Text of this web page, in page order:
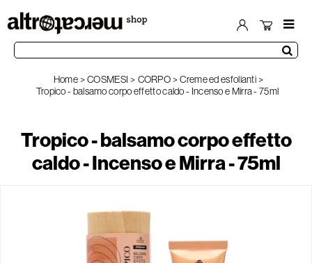
Home COSMESI CORPO
Creme ed esfolianti
Tropico - balsamo corpo effetto caldo - Incenso e Mirra - 75ml
Tropico - balsamo corpo effetto
caldo - Incenso e Mirra - 75ml